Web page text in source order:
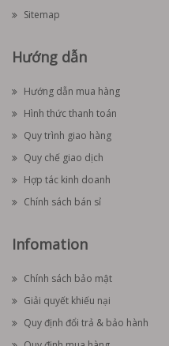
Sitemap
Hướng dẫn
Hướng dẫn mua hàng
Hình thức thanh toán
Quy trình giao hàng
Quy chế giao dịch
Hợp tác kinh doanh
Chính sách bán sỉ
Infomation
Chính sách bảo mật
Giải quyết khiếu nại
Quy định đổi trả & bảo hành